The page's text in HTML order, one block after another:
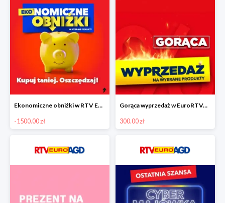
Ekonomiczne obniżki w RTV EURO AGD do -1500 zł
-1500.00 zł
Gorąca wyprzedaż w EuroRTVAGD
300.00 zł